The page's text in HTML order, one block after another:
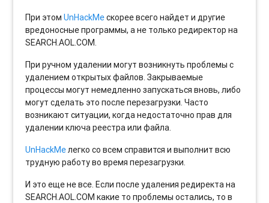
При этомUnHackMeскорее всего найдет и другие
вредоносные программы, а не только редиректор на
SEARCH.AOL.COM.
При ручном удалении могут возникнуть проблемы с
удалением открытых файлов. Закрываемые
процессы могут немедленно запускаться вновь, либо
могут сделать это после перезагрузки. Часто
возникают ситуации, когда недостаточно прав для
удалении ключа реестра или файла.
UnHackMeлегко со всем справится и выполнит всю
трудную работу во время перезагрузки.
И это еще не все. Если после удаления редиректа на
SEARCH.AOL.COM какие то проблемы остались, то в